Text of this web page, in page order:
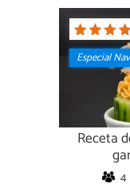
Especial
Receta
4